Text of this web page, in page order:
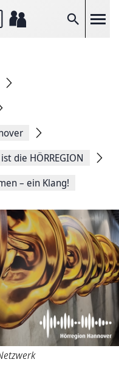
Suche
die HÖRREGION
– ein Klang!